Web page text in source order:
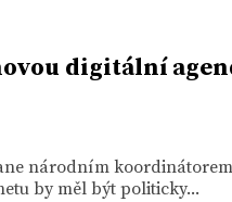
digitální
národním koordinátorem
by měl být politicky...